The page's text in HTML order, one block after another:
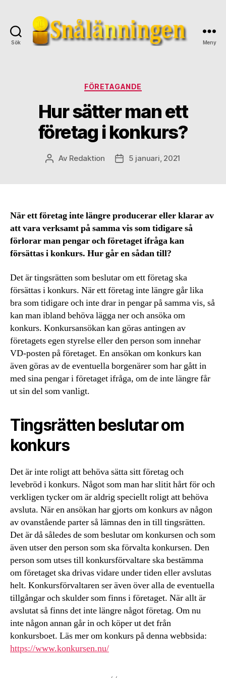
Sök Meny
Kategorier
FÖRETAGANDE
Hur sätter man ett
företag i konkurs?
Inläggsförfattare
Av Redaktion Inläggsdatum
5 januari, 2021
När ett företag inte längre producerar eller klarar av
att vara verksamt på samma vis som tidigare så
förlorar man pengar och företaget ifråga kan
försättas i konkurs. Hur går en sådan till?
Det är tingsrätten som beslutar om ett företag ska
försättas i konkurs. När ett företag inte längre går lika
bra som tidigare och inte drar in pengar på samma vis, så
kan man ibland behöva lägga ner och ansöka om
konkurs. Konkursansökan kan göras antingen av
företagets egen styrelse eller den person som innehar
VD-posten på företaget. En ansökan om konkurs kan
även göras av de eventuella borgenärer som har gått in
med sina pengar i företaget ifråga, om de inte längre får
ut sin del som vanligt.
Tingsrätten beslutar om
konkurs
Det är inte roligt att behöva sätta sitt företag och
levebröd i konkurs. Något som man har slitit hårt för och
verkligen tycker om är aldrig speciellt roligt att behöva
avsluta. När en ansökan har gjorts om konkurs av någon
av ovanstående parter så lämnas den in till tingsrätten.
Det är då således de som beslutar om konkursen och som
även utser den person som ska förvalta konkursen. Den
person som utses till konkursförvaltare ska bestämma
om företaget ska drivas vidare under tiden eller avslutas
helt. Konkursförvaltaren ser även över alla de eventuella
tillgångar och skulder som finns i företaget. När allt är
avslutat så finns det inte längre något företag. Om nu
inte någon annan går in och köper ut det från
konkursboet. Läs mer om konkurs på denna webbsida:
https://www.konkursen.nu/